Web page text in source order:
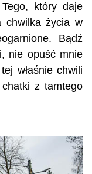
który daje
chwilka życia w
Bądź
nie opuść mnie
właśnie chwili
z tamtego